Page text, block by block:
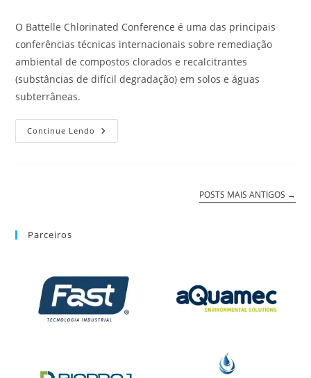
O Battelle Chlorinated Conference é uma das principais
conferências técnicas internacionais sobre remediação
ambiental de compostos clorados e recalcitrantes
(substâncias de difícil degradação) em solos e águas
subterrâneas.
Continue Lendo
POSTS MAIS ANTIGOS →
Parceiros